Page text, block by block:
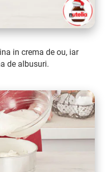
in crema de ou, iar
de albusuri.